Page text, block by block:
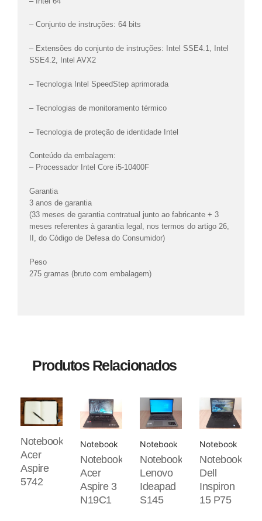
– Conjunto de instruções: 64 bits
– Extensões do conjunto de instruções: Intel SSE4.1, Intel
SSE4.2, Intel AVX2
– Tecnologia Intel SpeedStep aprimorada
– Tecnologias de monitoramento térmico
– Tecnologia de proteção de identidade Intel
Conteúdo da embalagem:
– Processador Intel Core i5-10400F
Garantia
3 anos de garantia
(33 meses de garantia contratual junto ao fabricante + 3
meses referentes à garantia legal, nos termos do artigo 26,
II, do Código de Defesa do Consumidor)
Peso
275 gramas (bruto com embalagem)
Produtos Relacionados
Notebook
Acer
Aspire
5742
Notebook
Notebook
Acer
Aspire 3
N19C1
Notebook
Notebook
Lenovo
Ideapad
S145
Notebook
Notebook
Dell
Inspiron
15 P75